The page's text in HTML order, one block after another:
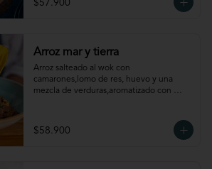
$57.900
Arroz mar y tierra
Arroz salteado al wok con
camarones,lomo de res, huevo y una
mezcla de verduras,aromatizado con
$58.900